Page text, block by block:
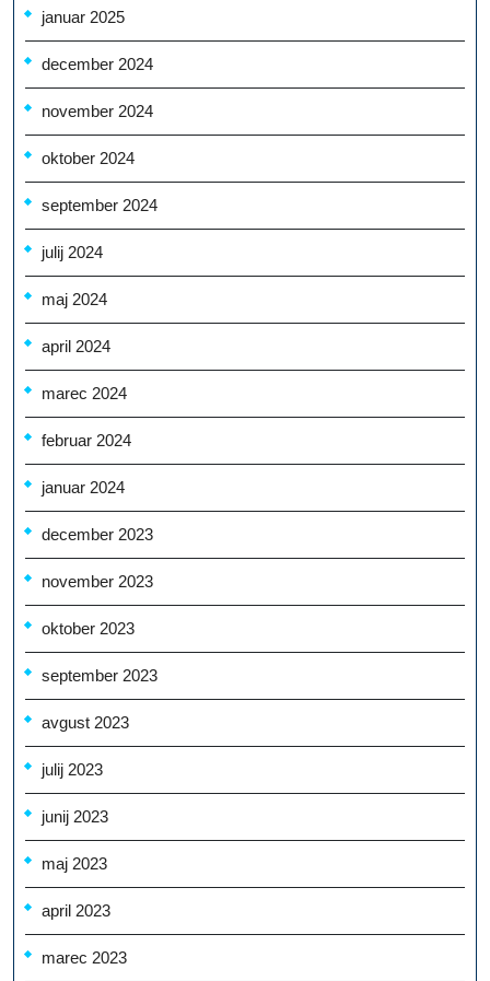
januar 2025
december 2024
november 2024
oktober 2024
september 2024
julij 2024
maj 2024
april 2024
marec 2024
februar 2024
januar 2024
december 2023
november 2023
oktober 2023
september 2023
avgust 2023
julij 2023
junij 2023
maj 2023
april 2023
marec 2023